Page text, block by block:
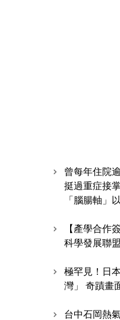
曾每年住院
挺過重症接
「腦腸軸」
【產學合作
科學發展聯
極罕見！日
灣」 奇蹟畫
台中石岡熱